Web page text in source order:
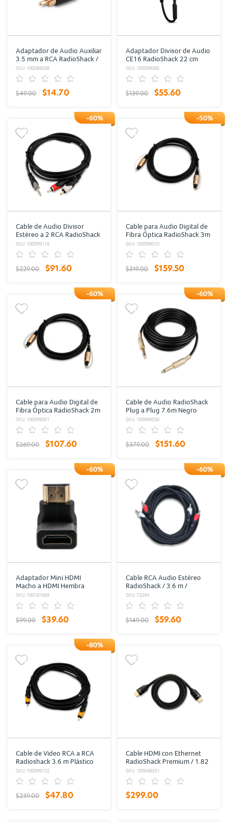
Adaptador de Audio Auxiliar
3.5 mm a RCA RadioShack /
Negro
SKU: 100089508
$49.00 $14.70
Adaptador Divisor de Audio
CE16 RadioShack 22 cm
Plástico
SKU: 100099095
$139.00 $55.60
-60%
Cable de Audio Divisor
Estéreo a 2 RCA RadioShack
1.8 m Plástico
SKU: 100099116
$229.00 $91.60
-50%
Cable para Audio Digital de
Fibra Óptica RadioShack 3m
Plástico
SKU: 100099010
$319.00 $159.50
-60%
Cable para Audio Digital de
Fibra Óptica RadioShack 2m
Plástico
SKU: 100099001
$269.00 $107.60
-60%
Cable de Audio RadioShack
Plug a Plug 7.6m Negro
SKU: 100099036
$379.00 $151.60
-60%
Adaptador Mini HDMI
Macho a HDMI Hembra
RadioShack Negro
SKU: 100187669
$99.00 $39.60
-60%
Cable RCA Audio Estéreo
RadioShack / 3.6 m /
Plástico / Negro
SKU: 73294
$149.00 $59.60
-80%
Cable de Video RCA a RCA
Radioshack 3.6 m Plástico
SKU: 100099132
$239.00 $47.80
Cable HDMI con Ethernet
RadioShack Premium / 1.82
m / Trenzado / Negro
SKU: 100048351
$299.00